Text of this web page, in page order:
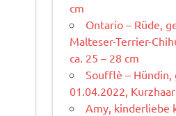
cm
Ontario – Rüde,
Malteser-Terrier-
ca. 25 – 28 cm
Soufflè – Hündin,
01.04.2022,
Amy, kinderliebe